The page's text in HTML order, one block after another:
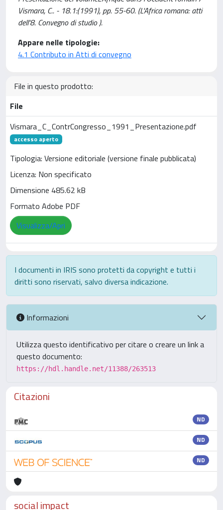
Vismara, C.. - 18.1:(1991), pp. 55-60. (L'Africa romana: atti
dell'8. Convegno di studio ).
Appare nelle tipologie:
4.1 Contributo in Atti di convegno
File in questo prodotto:
File
Vismara_C_ContrCongresso_1991_Presentazione.pdf
accesso aperto
Tipologia: Versione editoriale (versione finale pubblicata)
Licenza: Non specificato
Dimensione 485.62 kB
Formato Adobe PDF
Visualizza/Apri
I documenti in IRIS sono protetti da copyright e tutti i
diritti sono riservati, salvo diversa indicazione.
Informazioni
Utilizza questo identificativo per citare o creare un link a
questo documento:
https://hdl.handle.net/11388/263513
Citazioni
ND
ND
ND
social impact